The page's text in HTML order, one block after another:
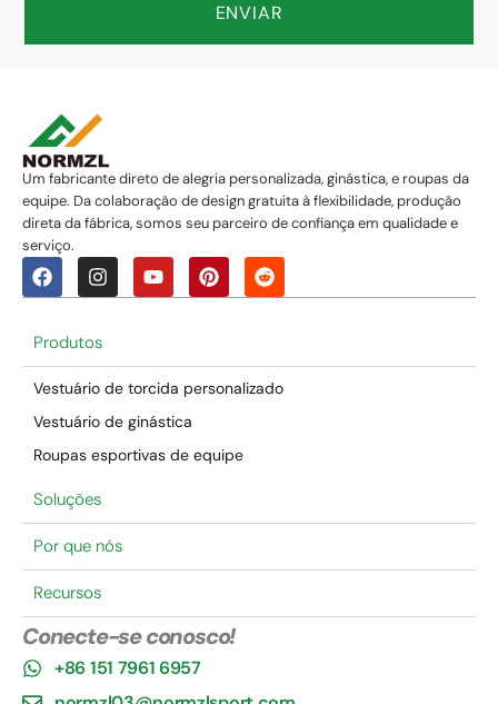
ENVIAR
Um fabricante direto de alegria personalizada, ginástica, e roupas da
equipe. Da colaboração de design gratuita à flexibilidade, produção
direta da fábrica, somos seu parceiro de confiança em qualidade e
serviço.
Produtos
Vestuário de torcida personalizado
Vestuário de ginástica
Roupas esportivas de equipe
Soluções
Por que nós
Recursos
Conecte-se conosco!
+86 151 7961 6957